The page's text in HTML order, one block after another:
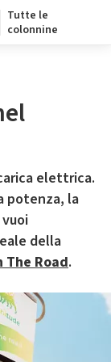
Tutte le
colonnine
elettrica.
potenza, la
della
The Road.